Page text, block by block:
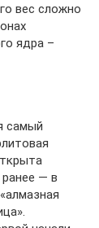
вес сложно
ядра –
самый
ранее — в